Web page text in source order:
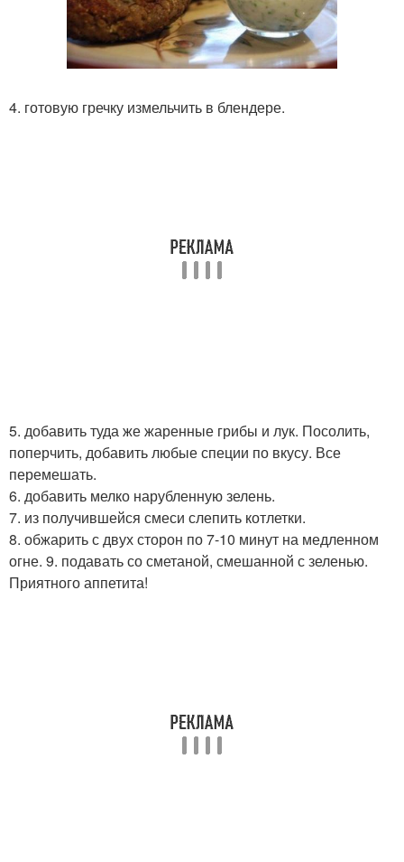
4. готовую гречку измельчить в блендере.
5. добавить туда же жаренные грибы и лук. Посолить,
поперчить, добавить любые специи по вкусу. Все
перемешать.
6. добавить мелко нарубленную зелень.
7. из получившейся смеси слепить котлетки.
8. обжарить с двух сторон по 7-10 минут на медленном
огне. 9. подавать со сметаной, смешанной с зеленью.
Приятного аппетита!